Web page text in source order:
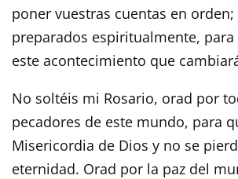
poner vuestras cuentas en orden;
preparados espiritualmente, para
este acontecimiento que
No soltéis mi Rosario, orad por
pecadores de este mundo, para
Misericordia de Dios y no se
eternidad. Orad por la paz del